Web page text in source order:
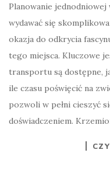
Planowanie
wydawać się
okazja do odkrycia
tego miejsca. Kluczowe
transportu są dostępne,
ile czasu poświęcić na
pozwoli w pełni cieszyć
doświadczeniem.